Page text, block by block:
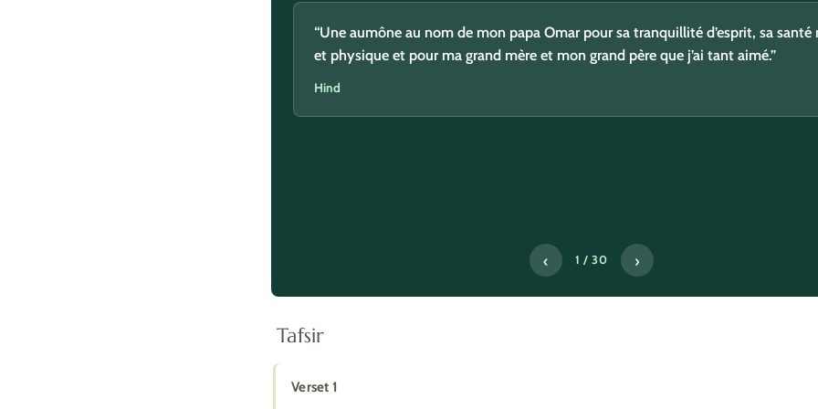
“Une aumône au nom de mon papa Omar pour sa tranquillité d’esprit, sa
et physique et pour ma grand mère et mon grand père que j’ai tant aimé.”
“Je fais cette aumône pour ma guérison , celle de ma maman Yamina et du
copine Zineb. Et je n’oublie pas tous les musulmans malades.”
Hind
‹ 2 / 30 ›
Tafsir
Verset 1